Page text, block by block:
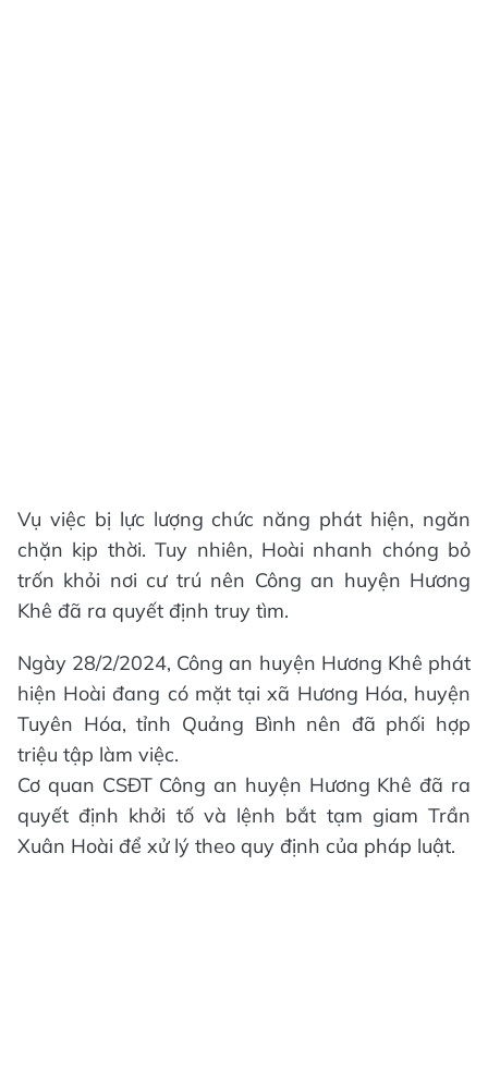
Vụ việc bị lực lượng chức năng phát hiện, ngăn
chặn kịp thời. Tuy nhiên, Hoài nhanh chóng bỏ
trốn khỏi nơi cư trú nên Công an huyện Hương
Khê đã ra quyết định truy tìm.
Ngày 28/2/2024, Công an huyện Hương Khê phát
hiện Hoài đang có mặt tại xã Hương Hóa, huyện
Tuyên Hóa, tỉnh Quảng Bình nên đã phối hợp
triệu tập làm việc.
Cơ quan CSĐT Công an huyện Hương Khê đã ra
quyết định khởi tố và lệnh bắt tạm giam Trần
Xuân Hoài để xử lý theo quy định của pháp luật.